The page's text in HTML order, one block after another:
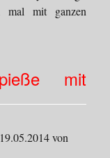
mit ganzen
mit
von